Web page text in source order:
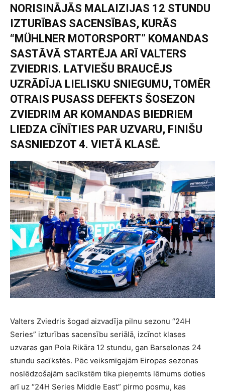
NORISINĀJĀS MALAIZIJAS 12 STUNDU
IZTURĪBAS SACENSĪBAS, KURĀS
“MÜHLNER MOTORSPORT” KOMANDAS
SASTĀVĀ STARTĒJA ARĪ VALTERS
ZVIEDRIS. LATVIEŠU BRAUCĒJS
UZRĀDĪJA LIELISKU SNIEGUMU, TOMĒR
OTRAIS PUSASS DEFEKTS ŠOSEZON
ZVIEDRIM AR KOMANDAS BIEDRIEM
LIEDZA CĪNĪTIES PAR UZVARU, FINIŠU
SASNIEDZOT 4. VIETĀ KLASĒ.
Valters Zviedris šogad aizvadīja pilnu sezonu “24H
Series” izturības sacensību seriālā, izcīnot klases
uzvaras gan Pola Rikāra 12 stundu, gan Barselonas 24
stundu sacīkstēs. Pēc veiksmīgajām Eiropas sezonas
noslēdzošajām sacīkstēm tika pieņemts lēmums doties
arī uz “24H Series Middle East” pirmo posmu, kas